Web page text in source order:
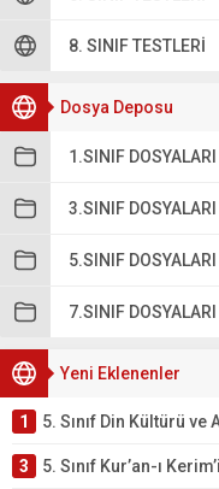
8. SINIF TESTLERI
Dosya Deposu
1.SINIF DOSYALARI
3.SINIF DOSYALARI
5.SINIF DOSYALARI
7.SINIF DOSYALARI
Yeni Eklenenler
1 5. Sınıf Din Kültürü ve Ahlak Bilgisi 2. Ünite: Kur’an-ı
3 5. Sınıf Kur’an-ı Kerim’in Ana Konuları Testi –